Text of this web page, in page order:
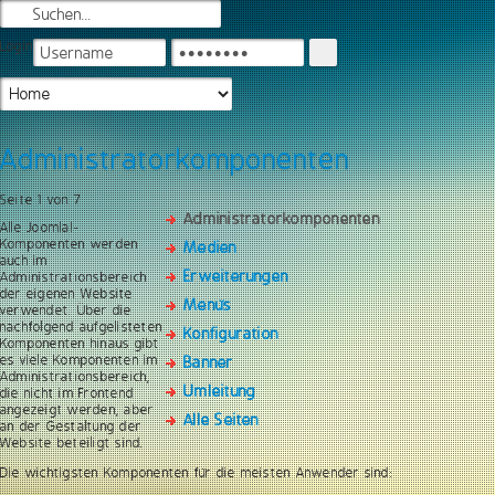
Login
Administratorkomponenten
Administratorkomponenten
Medien
Erweiterungen
Menüs
Konfiguration
Banner
Umleitung
Alle Seiten
Seite 1 von 7
Alle Joomla!-
Komponenten werden
auch im
Administrationsbereich
der eigenen Website
verwendet. Über die
nachfolgend aufgelisteten
Komponenten hinaus gibt
es viele Komponenten im
Administrationsbereich,
die nicht im Frontend
angezeigt werden, aber
an der Gestaltung der
Website beteiligt sind.
Die wichtigsten Komponenten für die meisten Anwender sind: